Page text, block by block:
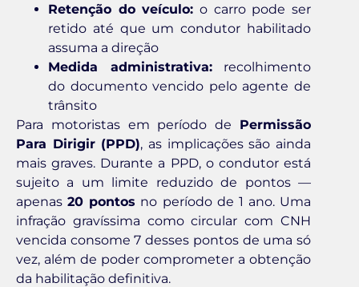
Retenção do veículo: o carro pode ser
retido até que um condutor habilitado
assuma a direção
Medida administrativa:recolhimento
do documento vencido pelo agente de
trânsito
Para motoristas em período de Permissão
Para Dirigir (PPD), as implicações são ainda
mais graves. Durante a PPD, o condutor está
sujeito a um limite reduzido de pontos —
apenas20 pontos no período de 1 ano. Uma
infração gravíssima como circular com CNH
vencida consome 7 desses pontos de uma só
vez, além de poder comprometer a obtenção
da habilitação definitiva.